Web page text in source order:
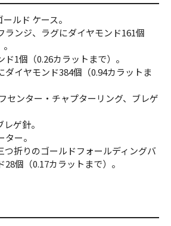
ルド ケース。
ランジ、ラグにダイヤモンド161個
1個（0.26カラットまで）。
ダイヤモンド384個（0.94カラットま
センター・チャプターリング、ブレゲ
ゲ針。
ー。
つ折りのゴールドフォールディングバ
個（0.17カラットまで）。